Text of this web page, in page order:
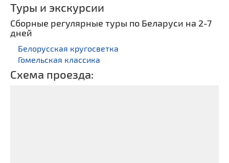
Культурные центры
Театры
Концертные залы
Туры и экскурсии
Сборные регулярные туры по Беларуси на 2-7
дней
Белорусская кругосветка
Гомельская классика
Схема проезда: